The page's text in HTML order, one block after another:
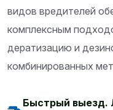
видов вредителей
комплексным
дератизацию и
комбинированных
Быстрый выезд.